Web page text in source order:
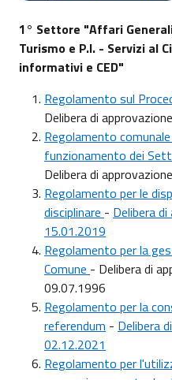
1° Settore "Affari
Turismo e P.I. - Servizi al
informativi e CED"
Regolamento sul
Delibera di
Regolamento
funzionamento dei
Delibera di
Regolamento per le
disciplinare - Delibera di
15.01.2019
Regolamento per la
Comune - Delibera di
09.07.1996
Regolamento per la
referendum - Delibera
02.12.2021
Regolamento per